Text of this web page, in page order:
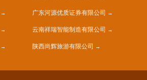
广东河源优质证券有限公司
云南祥瑞智能制造有限公司
陕西尚辉旅游有限公司